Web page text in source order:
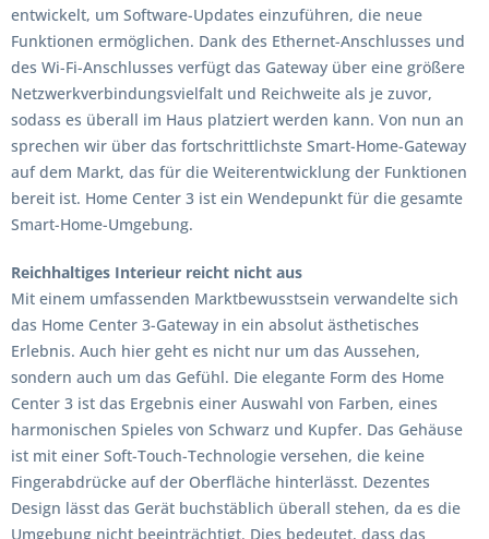
entwickelt, um Software-Updates einzuführen, die neue
Funktionen ermöglichen. Dank des Ethernet-Anschlusses und
des Wi-Fi-Anschlusses verfügt das Gateway über eine größere
Netzwerkverbindungsvielfalt und Reichweite als je zuvor,
sodass es überall im Haus platziert werden kann. Von nun an
sprechen wir über das fortschrittlichste Smart-Home-Gateway
auf dem Markt, das für die Weiterentwicklung der Funktionen
bereit ist. Home Center 3 ist ein Wendepunkt für die gesamte
Smart-Home-Umgebung.
Reichhaltiges Interieur reicht nicht aus
Mit einem umfassenden Marktbewusstsein verwandelte sich
das Home Center 3-Gateway in ein absolut ästhetisches
Erlebnis. Auch hier geht es nicht nur um das Aussehen,
sondern auch um das Gefühl. Die elegante Form des Home
Center 3 ist das Ergebnis einer Auswahl von Farben, eines
harmonischen Spieles von Schwarz und Kupfer. Das Gehäuse
ist mit einer Soft-Touch-Technologie versehen, die keine
Fingerabdrücke auf der Oberfläche hinterlässt. Dezentes
Design lässt das Gerät buchstäblich überall stehen, da es die
Umgebung nicht beeinträchtigt. Dies bedeutet, dass das